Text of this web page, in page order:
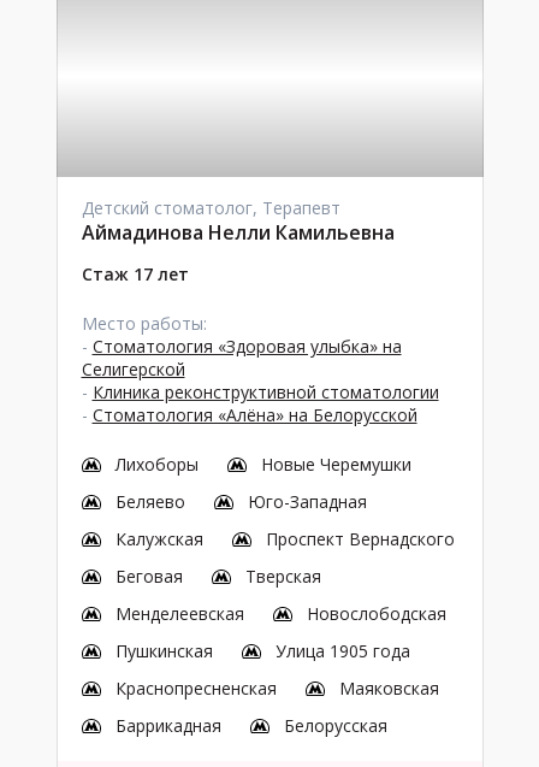
Детский стоматолог, Терапевт
Аймадинова Нелли Камильевна
Стаж 17 лет
Место работы:
- Стоматология «Здоровая улыбка» на
Селигерской
- Клиника реконструктивной стоматологии
- Стоматология «Алёна» на Белорусской
Лихоборы
Новые Черемушки
Беляево
Юго-Западная
Калужская
Проспект Вернадского
Беговая
Тверская
Менделеевская
Новослободская
Пушкинская
Улица 1905 года
Краснопресненская
Маяковская
Баррикадная
Белорусская